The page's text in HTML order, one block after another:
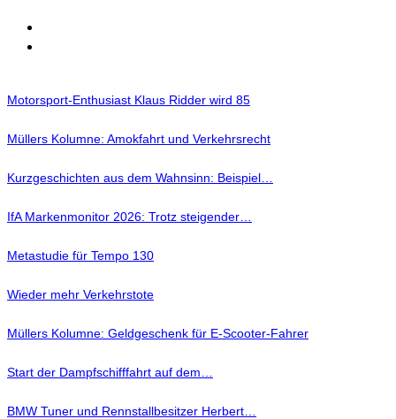
Motorsport-Enthusiast Klaus Ridder wird 85
Müllers Kolumne: Amokfahrt und Verkehrsrecht
Kurzgeschichten aus dem Wahnsinn: Beispiel…
IfA Markenmonitor 2026: Trotz steigender…
Metastudie für Tempo 130
Wieder mehr Verkehrstote
Müllers Kolumne: Geldgeschenk für E-Scooter-Fahrer
Start der Dampfschifffahrt auf dem…
BMW Tuner und Rennstallbesitzer Herbert…